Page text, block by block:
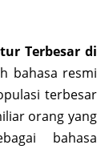
Terbesar di
bahasa resmi
terbesar
orang yang
bahasa